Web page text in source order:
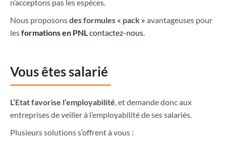
n’acceptons pas les espèces.
Nous proposonsdes formules « pack » avantageuses pour
lesformations en PNLcontactez-nous.
Vous êtes salarié
L’Etat favorise l’employabilité, et demande donc aux
entreprises de veiller à l’employabilité de ses salariés.
Plusieurs solutions s’offrent à vous :